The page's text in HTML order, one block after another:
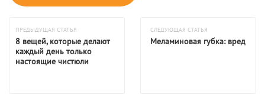
ПРЕДЫДУЩАЯ СТАТЬЯ
8 вещей, которые делают
каждый день только
настоящие чистюли
СЛЕДУЮЩАЯ СТАТЬЯ
Меламиновая губка: вред